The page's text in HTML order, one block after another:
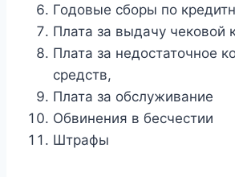
Годовые сборы по
Плата за выдачу чековой
Плата за недостаточное
средств,
Плата за обслуживание
Обвинения в бесчестии
Штрафы